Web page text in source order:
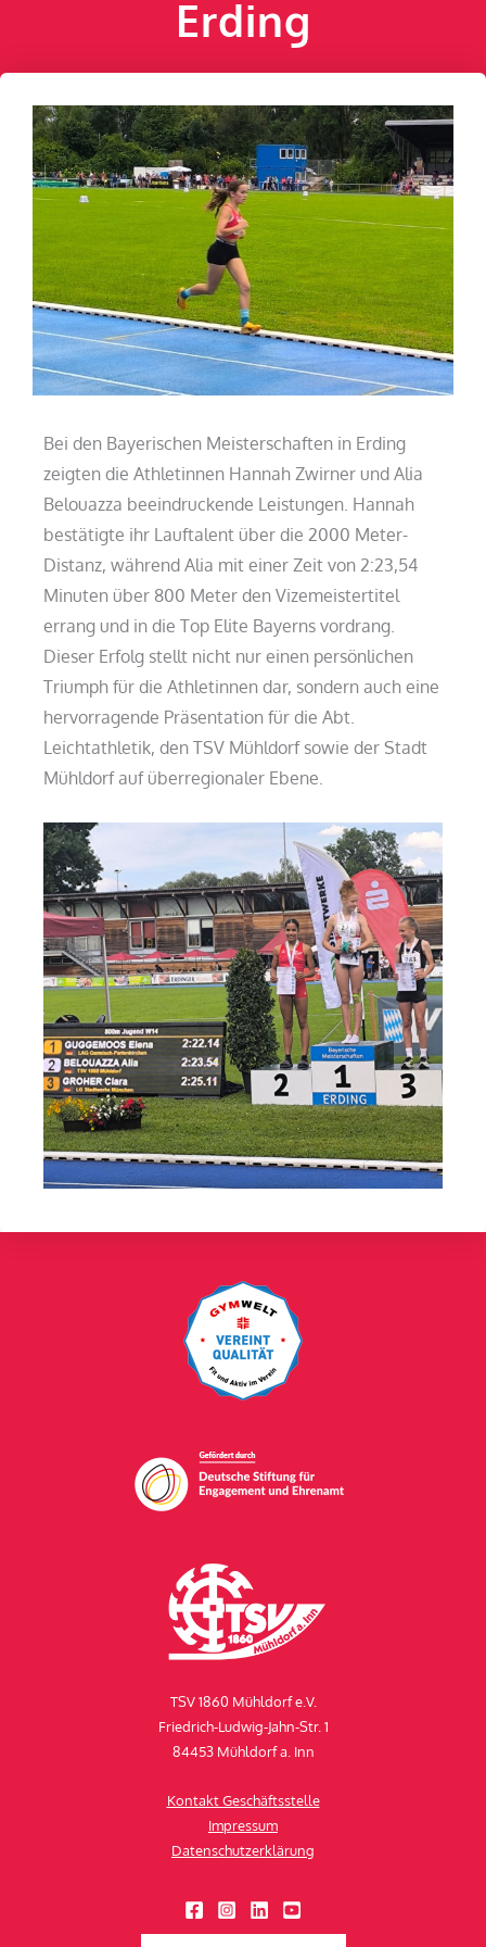
Erding
Bei den Bayerischen Meisterschaften in Erding
zeigten die Athletinnen Hannah Zwirner und Alia
Belouazza beeindruckende Leistungen. Hannah
bestätigte ihr Lauftalent über die 2000 Meter-
Distanz, während Alia mit einer Zeit von 2:23,54
Minuten über 800 Meter den Vizemeistertitel
errang und in die Top Elite Bayerns vordrang.
Dieser Erfolg stellt nicht nur einen persönlichen
Triumph für die Athletinnen dar, sondern auch eine
hervorragende Präsentation für die Abt.
Leichtathletik, den TSV Mühldorf sowie der Stadt
Mühldorf auf überregionaler Ebene.
TSV 1860 Mühldorf e.V.
Friedrich-Ludwig-Jahn-Str. 1
84453 Mühldorf a. Inn
Kontakt Geschäftsstelle
Impressum
Datenschutzerklärung